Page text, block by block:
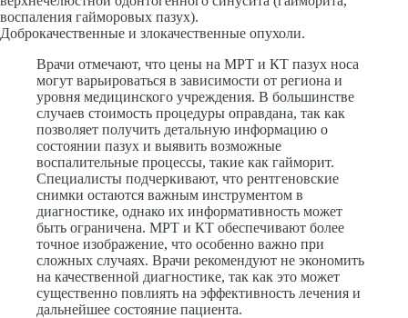
воспаления гайморовых пазух).
Доброкачественные и злокачественные опухоли.
Врачи отмечают, что цены на МРТ и КТ пазух носа
могут варьироваться в зависимости от региона и
уровня медицинского учреждения. В большинстве
случаев стоимость процедуры оправдана, так как
позволяет получить детальную информацию о
состоянии пазух и выявить возможные
воспалительные процессы, такие как гайморит.
Специалисты подчеркивают, что рентгеновские
снимки остаются важным инструментом в
диагностике, однако их информативность может
быть ограничена. МРТ и КТ обеспечивают более
точное изображение, что особенно важно при
сложных случаях. Врачи рекомендуют не экономить
на качественной диагностике, так как это может
существенно повлиять на эффективность лечения и
дальнейшее состояние пациента.